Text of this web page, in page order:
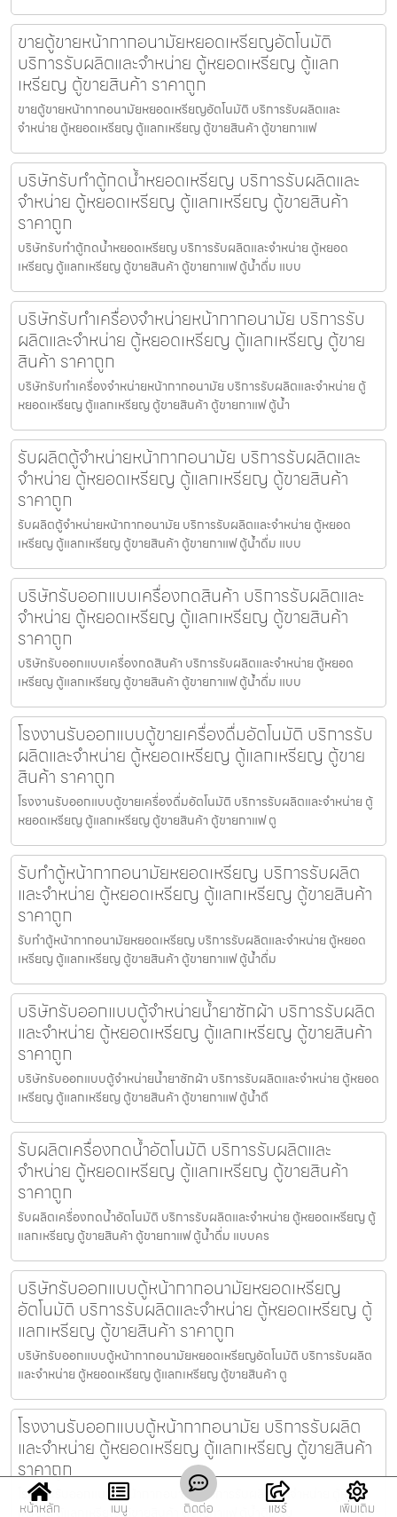
ขายตู้ขายหน้ากากอนามัยหยอดเหรียญ​​​อัตโนมัติ
บริการรับผลิตและจำหน่าย ตู้หยอดเหรียญ ตู้แลก
เหรียญ ตู้ขายสินค้า ราคาถูก
ขายตู้ขายหน้ากากอนามัยหยอดเหรียญ​​​อัตโนมัติ บริการรับผลิตและ
จำหน่าย ตู้หยอดเหรียญ ตู้แลกเหรียญ ตู้ขายสินค้า ตู้ขายกาแฟ
บริษัทรับทำตู้กดน้ำ​หยอดเหรียญ บริการรับผลิตและ
จำหน่าย ตู้หยอดเหรียญ ตู้แลกเหรียญ ตู้ขายสินค้า
ราคาถูก
บริษัทรับทำตู้กดน้ำ​หยอดเหรียญ บริการรับผลิตและจำหน่าย ตู้หยอด
เหรียญ ตู้แลกเหรียญ ตู้ขายสินค้า ตู้ขายกาแฟ ตู้น้ำดื่ม แบบ
บริษัทรับทำเครื่องจำหน่ายหน้ากากอนามัย บริการรับ
ผลิตและจำหน่าย ตู้หยอดเหรียญ ตู้แลกเหรียญ ตู้ขาย
สินค้า ราคาถูก
บริษัทรับทำเครื่องจำหน่ายหน้ากากอนามัย บริการรับผลิตและจำหน่าย ตู้
หยอดเหรียญ ตู้แลกเหรียญ ตู้ขายสินค้า ตู้ขายกาแฟ ตู้น้ำ
รับผลิตตู้จำหน่ายหน้ากากอนามัย บริการรับผลิตและ
จำหน่าย ตู้หยอดเหรียญ ตู้แลกเหรียญ ตู้ขายสินค้า
ราคาถูก
รับผลิตตู้จำหน่ายหน้ากากอนามัย บริการรับผลิตและจำหน่าย ตู้หยอด
เหรียญ ตู้แลกเหรียญ ตู้ขายสินค้า ตู้ขายกาแฟ ตู้น้ำดื่ม แบบ
บริษัทรับออกแบบเครื่องกดสินค้า บริการรับผลิตและ
จำหน่าย ตู้หยอดเหรียญ ตู้แลกเหรียญ ตู้ขายสินค้า
ราคาถูก
บริษัทรับออกแบบเครื่องกดสินค้า บริการรับผลิตและจำหน่าย ตู้หยอด
เหรียญ ตู้แลกเหรียญ ตู้ขายสินค้า ตู้ขายกาแฟ ตู้น้ำดื่ม แบบ
โรงงานรับออกแบบตู้ขายเครื่องดื่ม​อัตโนมัติ บริการรับ
ผลิตและจำหน่าย ตู้หยอดเหรียญ ตู้แลกเหรียญ ตู้ขาย
สินค้า ราคาถูก
โรงงานรับออกแบบตู้ขายเครื่องดื่ม​อัตโนมัติ บริการรับผลิตและจำหน่าย ตู้
หยอดเหรียญ ตู้แลกเหรียญ ตู้ขายสินค้า ตู้ขายกาแฟ ตู
รับทำตู้หน้ากากอนามัยหยอดเหรียญ​​ บริการรับผลิต
และจำหน่าย ตู้หยอดเหรียญ ตู้แลกเหรียญ ตู้ขายสินค้า
ราคาถูก
รับทำตู้หน้ากากอนามัยหยอดเหรียญ​​ บริการรับผลิตและจำหน่าย ตู้หยอด
เหรียญ ตู้แลกเหรียญ ตู้ขายสินค้า ตู้ขายกาแฟ ตู้น้ำดื่ม
บริษัทรับออกแบบตู้จำหน่ายน้ำยาซักผ้า บริการรับผลิต
และจำหน่าย ตู้หยอดเหรียญ ตู้แลกเหรียญ ตู้ขายสินค้า
ราคาถูก
บริษัทรับออกแบบตู้จำหน่ายน้ำยาซักผ้า บริการรับผลิตและจำหน่าย ตู้หยอด
เหรียญ ตู้แลกเหรียญ ตู้ขายสินค้า ตู้ขายกาแฟ ตู้น้ำดื
รับผลิตเครื่องกดน้ำอัตโนมัติ บริการรับผลิตและ
จำหน่าย ตู้หยอดเหรียญ ตู้แลกเหรียญ ตู้ขายสินค้า
ราคาถูก
รับผลิตเครื่องกดน้ำอัตโนมัติ บริการรับผลิตและจำหน่าย ตู้หยอดเหรียญ ตู้
แลกเหรียญ ตู้ขายสินค้า ตู้ขายกาแฟ ตู้น้ำดื่ม แบบคร
บริษัทรับออกแบบตู้หน้ากากอนามัยหยอดเหรียญ​​​
อัตโนมัติ บริการรับผลิตและจำหน่าย ตู้หยอดเหรียญ ตู้
แลกเหรียญ ตู้ขายสินค้า ราคาถูก
บริษัทรับออกแบบตู้หน้ากากอนามัยหยอดเหรียญ​​​อัตโนมัติ บริการรับผลิต
และจำหน่าย ตู้หยอดเหรียญ ตู้แลกเหรียญ ตู้ขายสินค้า ตู
โรงงานรับออกแบบตู้หน้ากากอนามัย บริการรับผลิต
และจำหน่าย ตู้หยอดเหรียญ ตู้แลกเหรียญ ตู้ขายสินค้า
ราคาถูก
โรงงานรับออกแบบตู้หน้ากากอนามัย บริการรับผลิตและจำหน่าย ตู้หยอด
เหรียญ ตู้แลกเหรียญ ตู้ขายสินค้า ตู้ขายกาแฟ ตู้น้ำดื่ม แบ
หน้าหลัก เมนู ติดต่อ แชร์ เพิ่มเติม